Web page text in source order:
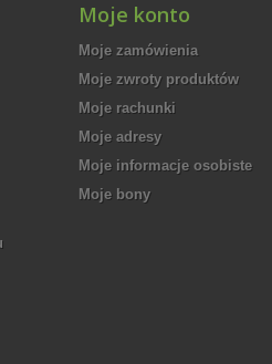
Moje konto
Moje zamówienia
Moje zwroty produktów
Moje rachunki
Moje adresy
Moje informacje osobiste
Moje bony